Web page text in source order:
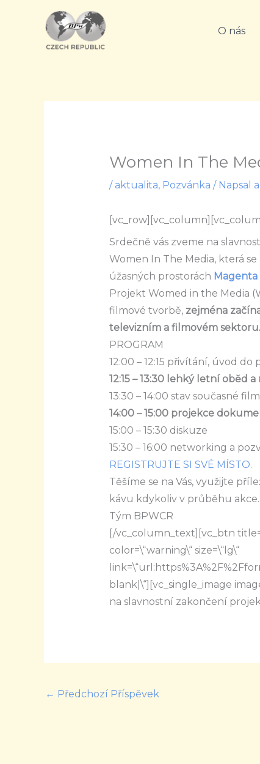
O nás
Women In The
/ aktualita, Pozvánka / Napsal
Srdečně vás zveme na
Women In The Media, která se
úžasných prostorách
Projekt Womed in the Media
filmové tvorbě, zejména
televizním a filmovém sektoru.
PROGRAM
12:00 – 12:15 přivítání, úvod
12:15 – 13:30 lehký letní oběd
13:30 – 14:00 stav současné
14:00 – 15:00 projekce
15:00 – 15:30 diskuze
15:30 – 16:00 networking a
REGISTRUJTE SI SVÉ MÍSTO.
Těšíme se na Vás, využijte
kávu kdykoliv v průběhu akce.
Tým BPWCR
[/vc_column_text][vc_btn
color=\“warning\“ size=\“lg\“
blank|\“][vc_single_image
na slavnostní zakončení
← Předchozí Příspěvek